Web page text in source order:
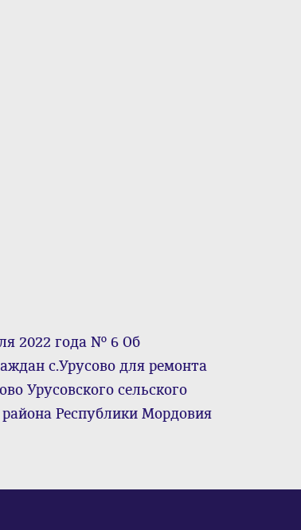
2022 года № 6 Об
с.Урусово для ремонта
Урусовского сельского
Республики Мордовия